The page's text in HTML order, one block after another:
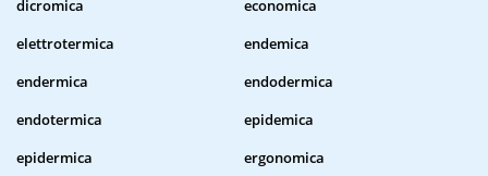
dicromica
economica
elettrotermica
endemica
endermica
endodermica
endotermica
epidemica
epidermica
ergonomica